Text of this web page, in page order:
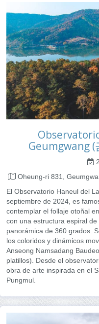
Geumgwang (
Oheung-ri 831,
El Observatorio Haneul del
septiembre de 2024, es
contemplar el follaje otoñal
con una estructura espiral
panorámica de 360 ​​grados.
los coloridos y dinámicos
Anseong Namsadang
platillos). Desde el
obra de arte inspirada en el
Pungmul.